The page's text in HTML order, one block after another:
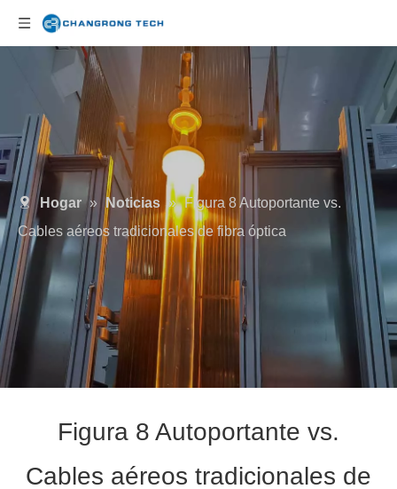
Hogar » Noticias » Figura 8 Autoportante vs.
Cables aéreos tradicionales de fibra óptica
Figura 8 Autoportante vs.
Cables aéreos tradicionales de